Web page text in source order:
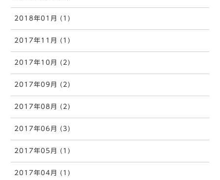
2018年01月 (1)
2017年11月 (1)
2017年10月 (2)
2017年09月 (2)
2017年08月 (2)
2017年06月 (3)
2017年05月 (1)
2017年04月 (1)